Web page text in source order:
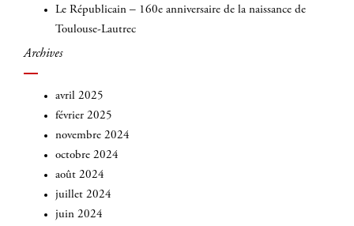
Le Républicain – 160e anniversaire de la naissance de
Toulouse-Lautrec
Archives
avril 2025
février 2025
novembre 2024
octobre 2024
août 2024
juillet 2024
juin 2024